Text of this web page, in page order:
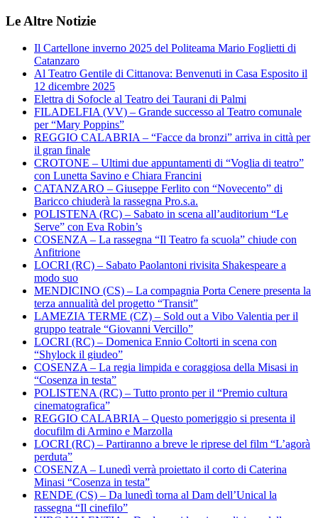
Le Altre Notizie
Il Cartellone inverno 2025 del Politeama Mario Foglietti di
Catanzaro
Al Teatro Gentile di Cittanova: Benvenuti in Casa Esposito il
12 dicembre 2025
Elettra di Sofocle al Teatro dei Taurani di Palmi
FILADELFIA (VV) – Grande successo al Teatro comunale
per “Mary Poppins”
REGGIO CALABRIA – “Facce da bronzi” arriva in città per
il gran finale
CROTONE – Ultimi due appuntamenti di “Voglia di teatro”
con Lunetta Savino e Chiara Francini
CATANZARO – Giuseppe Ferlito con “Novecento” di
Baricco chiuderà la rassegna Pro.s.a.
POLISTENA (RC) – Sabato in scena all’auditorium “Le
Serve” con Eva Robin’s
COSENZA – La rassegna “Il Teatro fa scuola” chiude con
Anfitrione
LOCRI (RC) – Sabato Paolantoni rivisita Shakespeare a
modo suo
MENDICINO (CS) – La compagnia Porta Cenere presenta la
terza annualità del progetto “Transit”
LAMEZIA TERME (CZ) – Sold out a Vibo Valentia per il
gruppo teatrale “Giovanni Vercillo”
LOCRI (RC) – Domenica Ennio Coltorti in scena con
“Shylock il giudeo”
COSENZA – La regia limpida e coraggiosa della Misasi in
“Cosenza in testa”
POLISTENA (RC) – Tutto pronto per il “Premio cultura
cinematografica”
REGGIO CALABRIA – Questo pomeriggio si presenta il
docufilm di Armino e Marzolla
LOCRI (RC) – Partiranno a breve le riprese del film “L’agorà
perduta”
COSENZA – Lunedì verrà proiettato il corto di Caterina
Minasi “Cosenza in testa”
RENDE (CS) – Da lunedì torna al Dam dell’Unical la
rassegna “Il cinefilo”